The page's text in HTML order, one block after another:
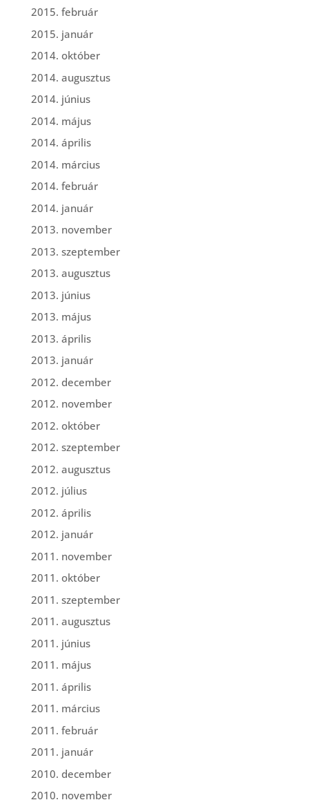
2015. február
2015. január
2014. október
2014. augusztus
2014. június
2014. május
2014. április
2014. március
2014. február
2014. január
2013. november
2013. szeptember
2013. augusztus
2013. június
2013. május
2013. április
2013. január
2012. december
2012. november
2012. október
2012. szeptember
2012. augusztus
2012. július
2012. április
2012. január
2011. november
2011. október
2011. szeptember
2011. augusztus
2011. június
2011. május
2011. április
2011. március
2011. február
2011. január
2010. december
2010. november